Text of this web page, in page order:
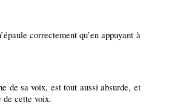
correctement qu’en appuyant à
de sa voix, est tout aussi absurde, et
de cette voix.